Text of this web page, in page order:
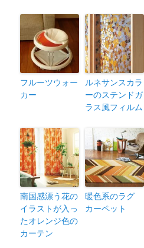
フルーツウォー
カー
ルネサンスカラ
ーのステンドガ
ラス風フィルム
南国感漂う花の
イラストが入っ
たオレンジ色の
カーテン
暖色系のラグ
カーペット